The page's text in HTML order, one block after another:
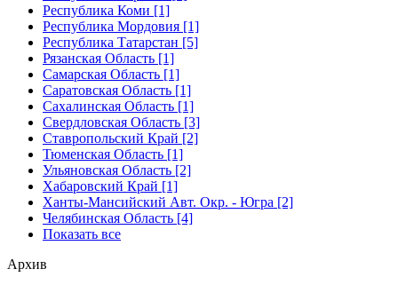
Республика Коми [1]
Республика Мордовия [1]
Республика Татарстан [5]
Рязанская Область [1]
Самарская Область [1]
Саратовская Область [1]
Сахалинская Область [1]
Свердловская Область [3]
Ставропольский Край [2]
Тюменская Область [1]
Ульяновская Область [2]
Хабаровский Край [1]
Ханты-Мансийский Авт. Окр. - Югра [2]
Челябинская Область [4]
Показать все
Архив